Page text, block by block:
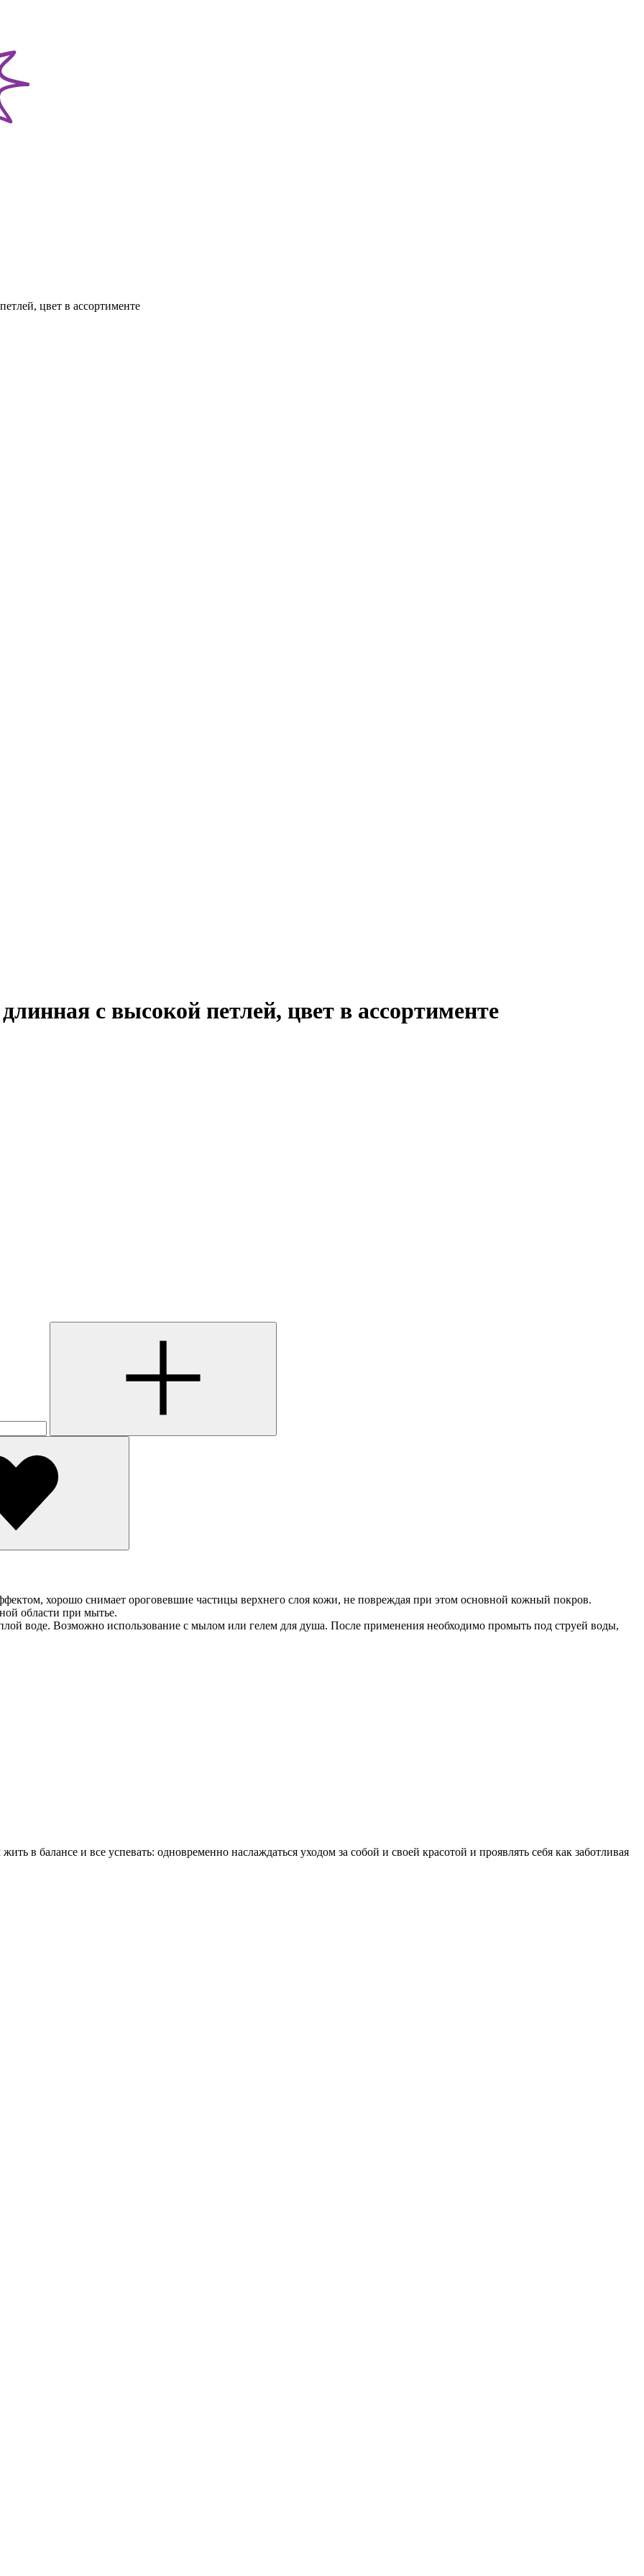
цвет в ассортименте
с высокой петлей, цвет в ассортименте
хорошо снимает ороговевшие частицы верхнего слоя кожи, не повреждая при этом основной кожный покров.
области при мытье.
воде. Возможно использование с мылом или гелем для душа. После применения необходимо промыть под струей воды,
в балансе и все успевать: одновременно наслаждаться уходом за собой и своей красотой и проявлять себя как заботливая